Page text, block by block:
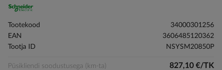
of
images
gallery
Tootekood
34000301256
EAN
3606485120362
Tootja ID
NSYSM20850P
Püsikliendi soodustusega (km-ta) 827,10 €/TK